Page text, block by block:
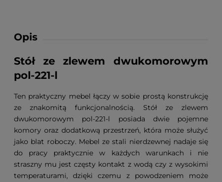
Opis
Stół ze zlewem dwukomorowym
pol-221-l
Ten praktyczny mebel łączy w sobie prostą konstrukcję
ze znakomitą funkcjonalnością. Stół ze zlewem
dwukomorowym pol-221-l posiada dwie pojemne
komory oraz dodatkową przestrzeń, która może służyć
jako blat roboczy. Mebel ze stali nierdzewnej nadaje się
do pracy praktycznie w każdych warunkach i nie
straszny mu jest częsty kontakt z wodą czy z wysokimi
temperaturami, dzięki czemu z powodzeniem może